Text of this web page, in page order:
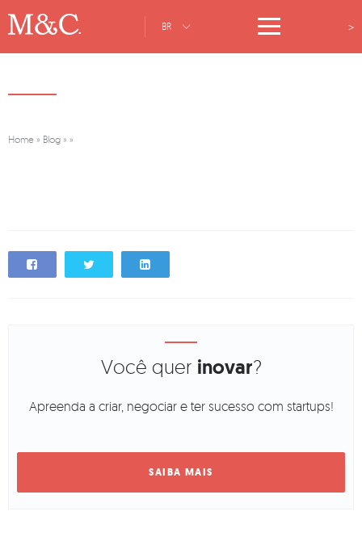
BR >
Home » Blog » »
Você quer inovar?
Apreenda a criar, negociar e ter sucesso com startups!